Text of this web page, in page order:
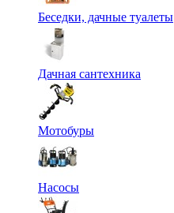
Беседки, дачные туалеты
Дачная сантехника
Мотобуры
Насосы